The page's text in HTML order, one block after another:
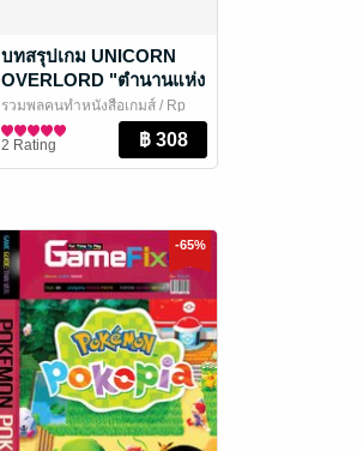
บทสรุปเกม UNICORN
OVERLORD "ตำนานแห่ง
ยูนิคอร์น ศึกชิงแหวน
สงครามกู้แผ่นดิน"
รวมพลคนทำหนังสือเกมส์ / Rp
EBooks
นิตยสารการ์ตูนและเกม
2 Rating
-65%